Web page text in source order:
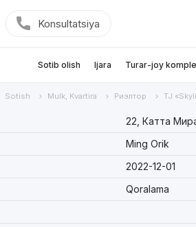
Konsultatsiya
Sotib olish Ijara Turar-joy
Sotish Mulk, Kvartira Риэлтор TJ
22, Катта
Ming Orik
2022-12-01
Qoralama